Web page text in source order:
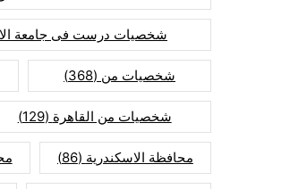
شخصيات درست فى جامعة
شخصيات من (368)
شخصيات من القاهرة (129)
محافظة الاسكندرية (86)